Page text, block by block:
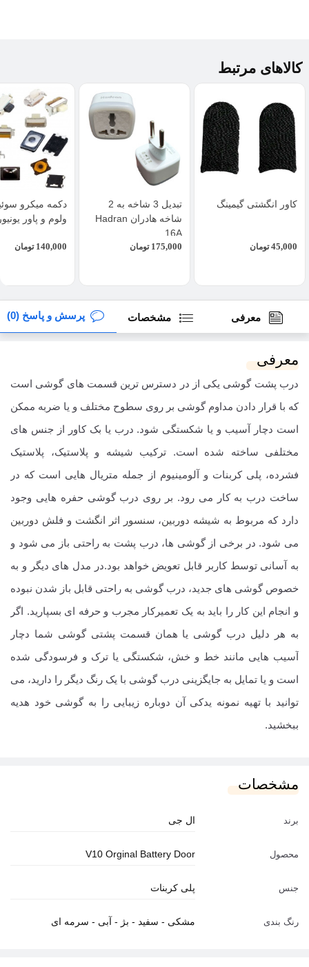
کالاهای مرتبط
کاور انگشتی گیمینگ
45,000 تومان
تبدیل 3 شاخه به 2
شاخه هادران Hadran
16A
175,000 تومان
دکمه میکرو
ولوم و پاور
140,000 تومان
معرفی مشخصات پرسش و پاسخ (0)
معرفی
درب پشت گوشی یکی از در دسترس ترین قسمت های گوشی است
که با قرار دادن مداوم گوشی بر روی سطوح مختلف و یا ضربه ممکن
است دچار آسیب و یا شکستگی شود. درب یا بک کاور از جنس های
مختلفی ساخته شده است. ترکیب شیشه و پلاستیک، پلاستیک
فشرده، پلی کربنات و آلومینیوم از جمله متریال هایی است که در
ساخت درب به کار می رود. بر روی درب گوشی حفره هایی وجود
دارد که مربوط به شیشه دوربین، سنسور اثر انگشت و فلش دوربین
می شود. در برخی از گوشی ها، درب پشت به راحتی باز می شود و
به آسانی توسط کاربر قابل تعویض خواهد بود.در مدل های دیگر و به
خصوص گوشی های جدید، درب گوشی به راحتی قابل باز شدن نبوده
و انجام این کار را باید به یک تعمیرکار مجرب و حرفه ای بسپارید. اگر
به هر دلیل درب گوشی یا همان قسمت پشتی گوشی شما دچار
آسیب هایی مانند خط و خش، شکستگی یا ترک و فرسودگی شده
است و یا تمایل به جایگزینی درب گوشی با یک رنگ دیگر را دارید، می
توانید با تهیه نمونه یدکی آن دوباره زیبایی را به گوشی خود هدیه
ببخشید.
مشخصات
برند ال جی
محصول V10 Orginal Battery Door
جنس پلی کربنات
رنگ بندی مشکی - سفید - بژ - آبی - سرمه ای